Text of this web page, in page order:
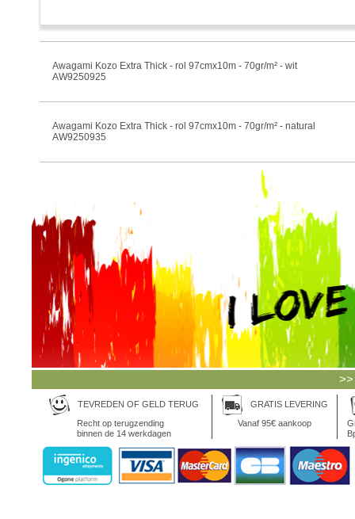
Awagami Kozo Extra Thick - rol 97cmx10m - 70gr/m² - wit
AW9250925
Awagami Kozo Extra Thick - rol 97cmx10m - 70gr/m² - natural
AW9250935
TEVREDEN OF GELD TERUG
Recht op terugzending
binnen de 14 werkdagen
GRATIS LEVERING
Vanaf 95€ aankoop